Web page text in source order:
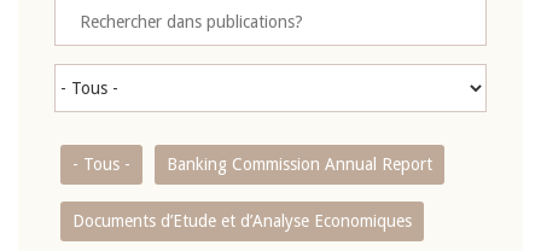
- Tous - Banking Commission Annual Report
Documents d’Etude et d’Analyse Economiques